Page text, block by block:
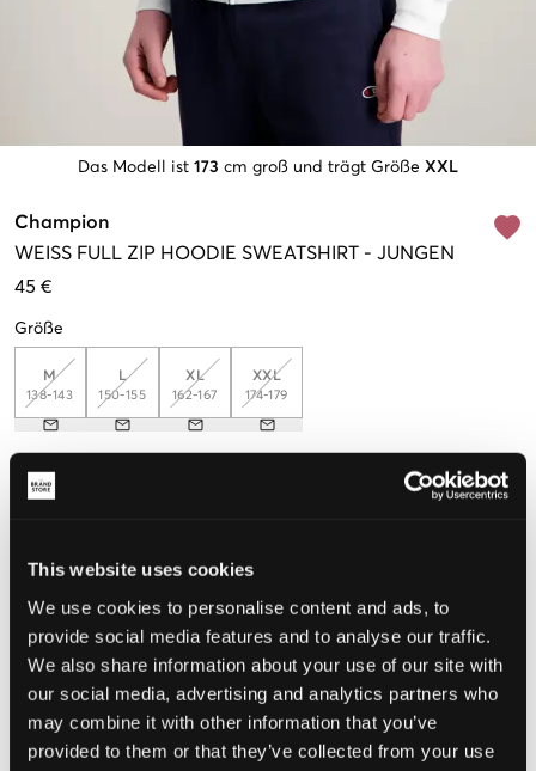
This website uses cookies
We use cookies to personalise content and ads, to
provide social media features and to analyse our traffic.
We also share information about your use of our site with
our social media, advertising and analytics partners who
may combine it with other information that you’ve
provided to them or that they’ve collected from your use
Das Modell ist 173 cm groß und trägt Größe XXL
Champion
WEISS
FULL ZIP HOODIE SWEATSHIRT - JUNGEN
45 €
Größe
M
138-143
L
150-155
XL
162-167
XXL
174-179
Wahrgenommene Größe
WÄHLEN SIE EINE GRÖSSE
Schnelle lieferung
Gratis versand über €69